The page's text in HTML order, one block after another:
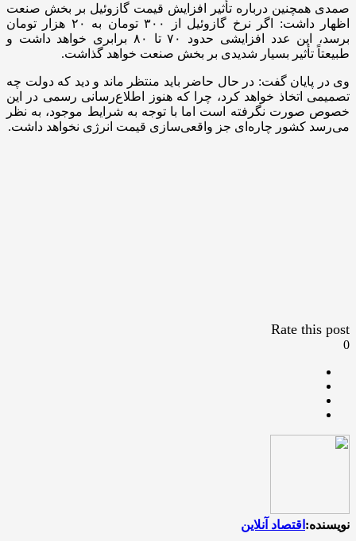
صمدی همچنین درباره تأثیر افزایش قیمت گازوئیل بر بخش صنعت
اظهار داشت: اگر نرخ گازوئیل از
۳۰۰تومان به ۲۰ هزار تومان
برسد، این عدد افزایشی حدود
۷۰تا ۸۰ برابری خواهد داشت و
طبیعتاً تأثیر بسیار شدیدی بر بخش صنعت خواهد گذاشت.
وی در پایان گفت: در حال حاضر باید منتظر ماند و دید که دولت چه
تصمیمی اتخاذ خواهد کرد، چرا که هنوز اطلاع‌رسانی رسمی در این
خصوص صورت نگرفته است اما با توجه به شرایط موجود، به نظر
می‌رسد کشور چاره‌ای جز واقعی‌سازی قیمت انرژی نخواهد داشت.
Rate this post
0
نویسنده: اقتصاد آنلاین